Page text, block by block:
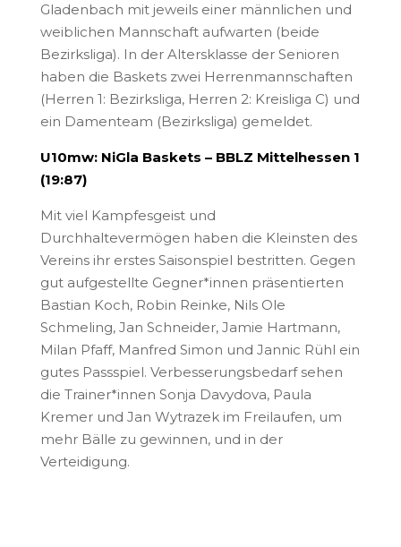
Gladenbach mit jeweils einer männlichen und
weiblichen Mannschaft aufwarten (beide
Bezirksliga). In der Altersklasse der Senioren
haben die Baskets zwei Herrenmannschaften
(Herren 1: Bezirksliga, Herren 2: Kreisliga C) und
ein Damenteam (Bezirksliga) gemeldet.
U10mw: NiGla Baskets – BBLZ Mittelhessen 1
(19:87)
Mit viel Kampfesgeist und
Durchhaltevermögen haben die Kleinsten des
Vereins ihr erstes Saisonspiel bestritten. Gegen
gut aufgestellte Gegner*innen präsentierten
Bastian Koch, Robin Reinke, Nils Ole
Schmeling, Jan Schneider, Jamie Hartmann,
Milan Pfaff, Manfred Simon und Jannic Rühl ein
gutes Passspiel. Verbesserungsbedarf sehen
die Trainer*innen Sonja Davydova, Paula
Kremer und Jan Wytrazek im Freilaufen, um
mehr Bälle zu gewinnen, und in der
Verteidigung.